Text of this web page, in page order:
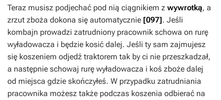
Teraz musisz podjechać pod nią ciągnikiem z wywrotką, a
zrzut zboża dokona się automatycznie [097]. Jeśli
kombajn prowadzi zatrudniony pracownik schowa on rurę
wyładowacza i będzie kosić dalej. Jeśli ty sam zajmujesz
się koszeniem odjedź traktorem tak by ci nie przeszkadzał,
a następnie schowaj rurę wyładowacza i koś zboże dalej
od miejsca gdzie skończyłeś. W przypadku zatrudniania
pracownika możesz także podczas koszenia odbierać na